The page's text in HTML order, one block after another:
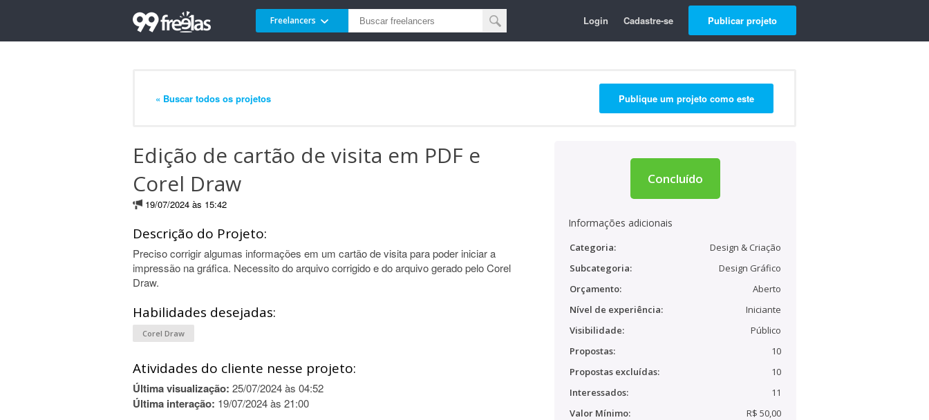
Freelancers Login Cadastre-se Publicar projeto
« Buscar todos os projetos Publique um projeto como este
Edição de cartão de visita em PDF e
Corel Draw
19/07/2024 às 15:42
Descrição do Projeto:
Preciso corrigir algumas informações em um cartão de visita para poder iniciar a
impressão na gráfica. Necessito do arquivo corrigido e do arquivo gerado pelo Corel
Draw.
Habilidades desejadas:
Corel Draw
Atividades do cliente nesse projeto:
Última visualização: 25/07/2024 às 04:52
Última interação: 19/07/2024 às 21:00
Concluído
Informações adicionais
Categoria:
Design & Criação
Subcategoria:
Design Gráfico
Orçamento:
Aberto
Nível de experiência:
Iniciante
Visibilidade:
Público
Propostas:
10
Propostas excluídas:
10
Interessados:
11
Valor Mínimo:
R$ 50,00